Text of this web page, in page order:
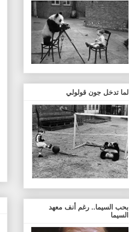
لما تدخل جون قولولي
بحب السيما.. رغم أنف معهد
السيما